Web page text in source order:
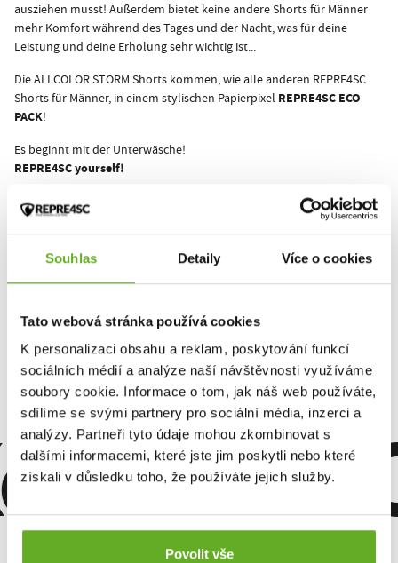
Souhlas Detaily Více o cookies
Tato webová stránka používá cookies
K personalizaci obsahu a reklam, poskytování funkcí
sociálních médií a analýze naší návštěvnosti využíváme
soubory cookie. Informace o tom, jak náš web používáte,
sdílíme se svými partnery pro sociální média, inzerci a
analýzy. Partneři tyto údaje mohou zkombinovat s
dalšími informacemi, které jste jim poskytli nebo které
získali v důsledku toho, že používáte jejich služby.
Povolit vše
ausziehen musst! Außerdem bietet keine andere Shorts für Männer
mehr Komfort während des Tages und der Nacht, was für deine
Leistung und deine Erholung sehr wichtig ist...
Die ALI COLOR STORM Shorts kommen, wie alle anderen REPRE4SC
Shorts für Männer, in einem stylischen Papierpixel REPRE4SC ECO
PACK!
Es beginnt mit der Unterwäsche!
REPRE4SC yourself!
Bewerten Sie das Produkt